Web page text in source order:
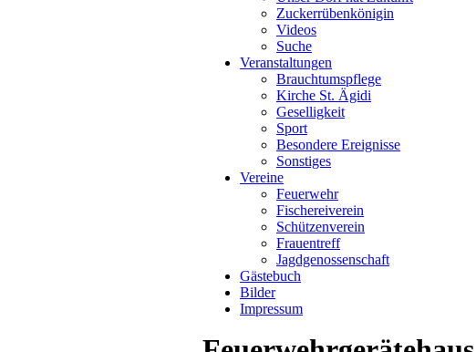
Zuckerrübenkönigin
Videos
Suche
Veranstaltungen
Brauchtumspflege
Kirche St. Ägidi
Geselligkeit
Sport
Besondere Ereignisse
Sonstiges
Vereine
Feuerwehr
Fischereiverein
Schützenverein
Frauentreff
Jagdgenossenschaft
Gästebuch
Bilder
Impressum